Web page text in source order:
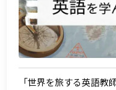
「世界を旅する英語教